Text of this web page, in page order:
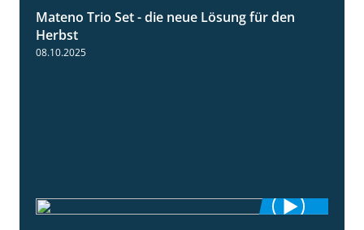
2:22
Mateno Trio Set - die neue Lösung für den
Herbst
08.10.2025